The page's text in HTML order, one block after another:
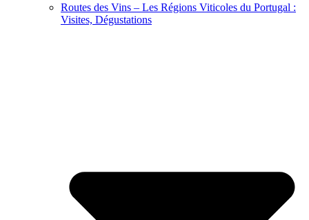
Routes des Vins – Les Régions Viticoles du Portugal :
Visites, Dégustations